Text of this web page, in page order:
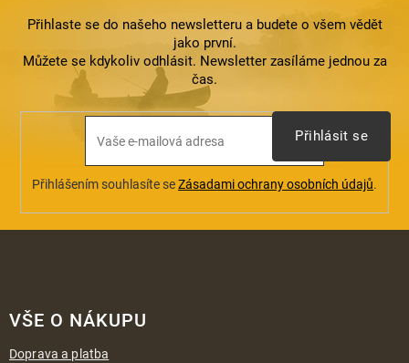
ý
p
i
s
u
Přihlaste se do našeho newsletteru a budete o všem vědět
jako první.
Můžete se kdykoliv odhlásit. Newsletter zasíláme jednou za
čas.
Přihlášením souhlasíte seZásadami ochrany osobních údajů.
Přihlásit se
VŠE O NÁKUPU
Doprava a platba